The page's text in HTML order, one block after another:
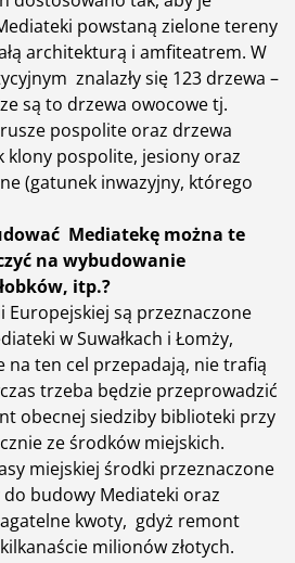
powstaną zielone tereny
architekturą i amfiteatrem. W
znalazły się 123 drzewa –
są to drzewa owocowe tj.
pospolite oraz drzewa
klony pospolite, jesiony oraz
(gatunek inwazyjny, którego
Mediatekę można te
na wybudowanie
itp.?
Europejskiej są przeznaczone
w Suwałkach i Łomży,
na ten cel przepadają, nie trafią
trzeba będzie przeprowadzić
obecnej siedziby biblioteki przy
ze środków miejskich.
miejskiej środki przeznaczone
do budowy Mediateki oraz
kwoty, gdyż remont
milionów złotych.